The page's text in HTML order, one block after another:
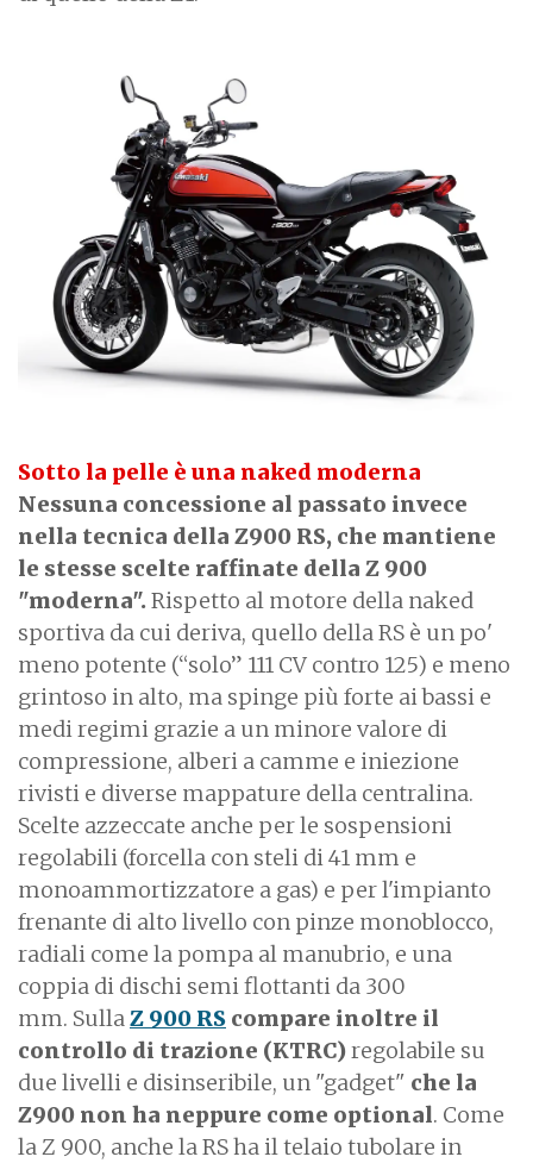
Sotto la pelle è una naked moderna
Nessuna concessione al passato invece
nella tecnica della Z900 RS, che mantiene
le stesse scelte raffinate della Z 900
"moderna". Rispetto al motore della naked
sportiva da cui deriva, quello della RS è un po'
meno potente (“solo” 111 CV contro 125) e meno
grintoso in alto, ma spinge più forte ai bassi e
medi regimi grazie a un minore valore di
compressione, alberi a camme e iniezione
rivisti e diverse mappature della centralina.
Scelte azzeccate anche per le sospensioni
regolabili (forcella con steli di 41 mm e
monoammortizzatore a gas) e per l'impianto
frenante di alto livello con pinze monoblocco,
radiali come la pompa al manubrio, e una
coppia di dischi semi flottanti da 300
mm. SullaZ 900 RS compare inoltre il
controllo di trazione (KTRC)regolabile su
due livelli e disinseribile, un "gadget" che la
Z900 non ha neppure come optional. Come
la Z 900, anche la RS ha il telaio tubolare in